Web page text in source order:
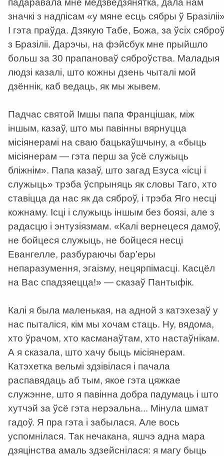
падаравала мне медзведзянятка, дала нам
значкі з надпісам «у мяне есць сябры ў
І гэта праўда. Дзякую Табе, Божа, за ўсіх
з Бразіліі. Дарэчы, на фэйсбук мне прыйшло
больш за 30 прапановаў сяброўства. Маладыя
людзі казалі, што кожны дзень чыталі мой
дзённік, каб ведаць, як мы жывем.
Падчас святой Імшы папа Францішак, між
іншым, казаў, што мы павінны вярнуцца
місіянерамі на сваю бацькаўшчыну, а «быць
місіянерам — гэта перш за ўсё служыць
бліжнім». Папа казаў, што загад Езуса «ісці і
служыць» трэба ўспрыняць як словы Таго, хто
ставіцца да нас як да сяброў, і трэба Яго несці
кожнаму. Ісці і служыць іншым без боязі, але з
радасцю і энтузіязмам. «Калі вернецеся дамоў,
не бойцеся служыць, не бойцеся несці
Евангелле, разбураючы бар’еры
непаразумення, эгаізму, нецярпімасці. Касцёл
на Вас спадзяецца!» — сказаў Пантыфік.
Калі я была маленькая, на адной з катэхезаў у
нас пыталіся, кім мы хочам стаць. Ну, вядома,
хто ўрачом, хто касманаўтам, хто настаўнікам.
А я сказала, што хачу быць місіянерам.
Катэхетка вельмі здзівілася і пачала
распавядаць аб тым, якое гэта цяжкае
служэнне, што я павінна добра падумаць і што
хутчэй за ўсё гэта нерэальна... Мінула шмат
гадоў. Я пра гэта і забылася. Але вось
успомнілася. Так нечакана, яшчэ адна мара
дзяцінства амаль здзейснілася: я магу быць